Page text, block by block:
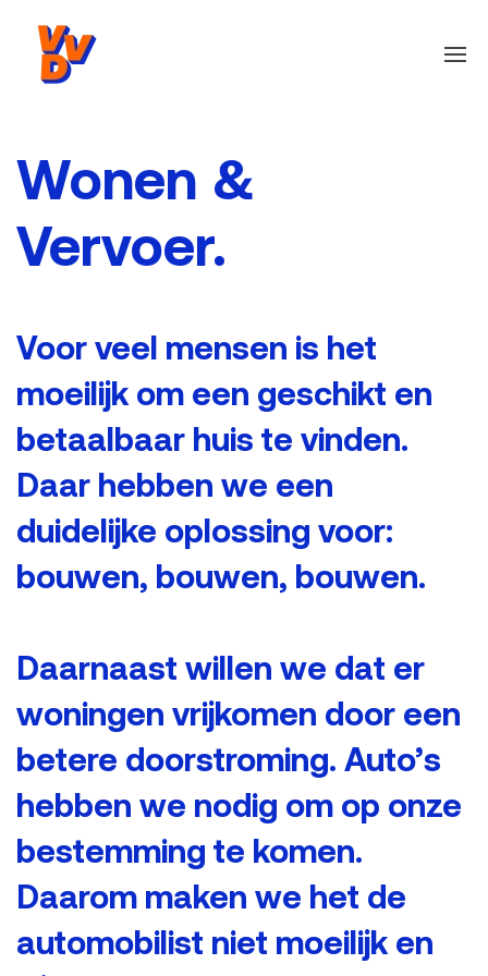
Wonen &
Vervoer.
Voor veel mensen is het
moeilijk om een geschikt en
betaalbaar huis te vinden.
Daar hebben we een
duidelijke oplossing voor:
bouwen, bouwen, bouwen.
Daarnaast willen we dat er
woningen vrijkomen door een
betere doorstroming. Auto’s
hebben we nodig om op onze
bestemming te komen.
Daarom maken we het de
automobilist niet moeilijk en